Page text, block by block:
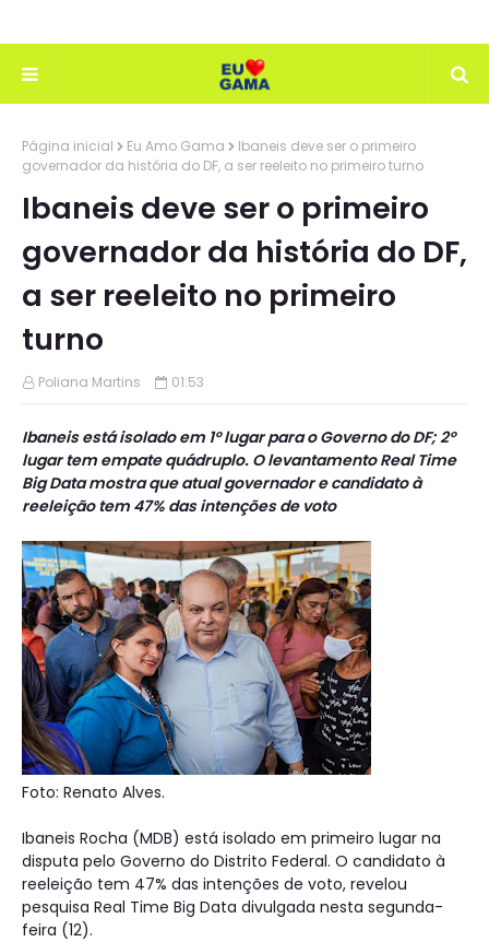
Página inicial Eu Amo Gama
Ibaneis deve ser o primeiro
governador da história do DF, a ser reeleito no primeiro turno
Ibaneis deve ser o primeiro
governador da história do DF,
a ser reeleito no primeiro
turno
Poliana Martins 01:53
Ibaneis está isolado em 1º lugar para o Governo do DF; 2º
lugar tem empate quádruplo. O levantamento Real Time
Big Data mostra que atual governador e candidato à
reeleição tem 47% das intenções de voto
Foto: Renato Alves.
Ibaneis Rocha (MDB) está isolado em primeiro lugar na
disputa pelo Governo do Distrito Federal. O candidato à
reeleição tem 47% das intenções de voto, revelou
pesquisa Real Time Big Data divulgada nesta segunda-
feira (12).